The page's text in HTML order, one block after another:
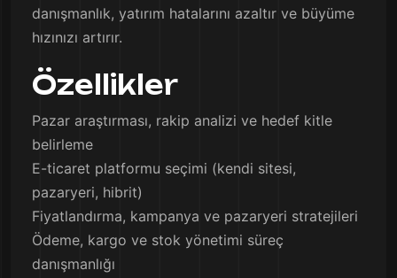
danışmanlık, yatırım hatalarını azaltır ve büyüme
hızınızı artırır.
Özellikler
Pazar araştırması, rakip analizi ve hedef kitle
belirleme
E-ticaret platformu seçimi (kendi sitesi,
pazaryeri, hibrit)
Fiyatlandırma, kampanya ve pazaryeri stratejileri
Ödeme, kargo ve stok yönetimi süreç
danışmanlığı